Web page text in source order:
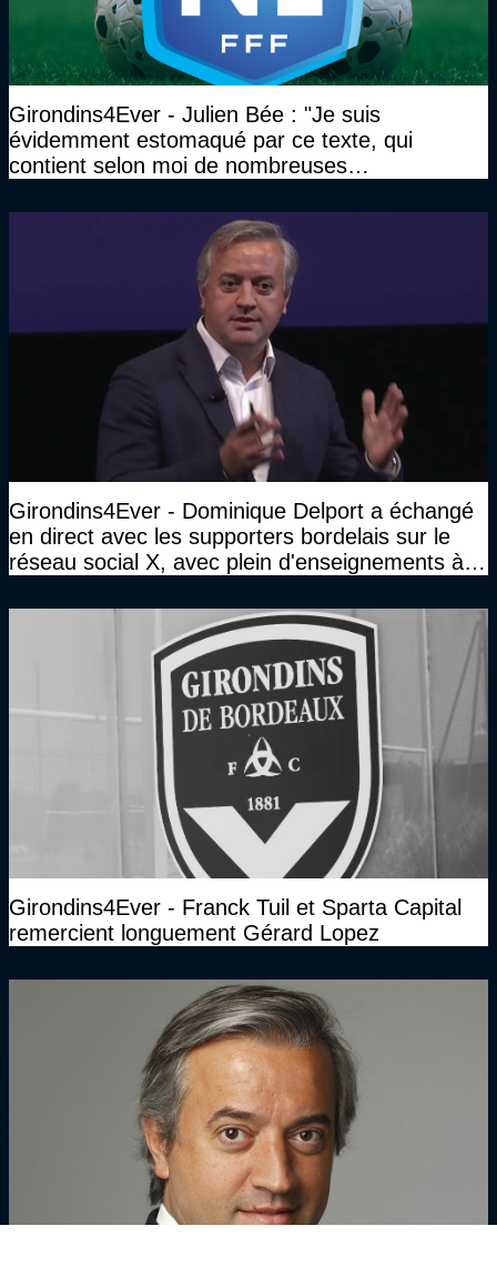
Girondins4Ever - Julien Bée : "Je suis
évidemment estomaqué par ce texte, qui
contient selon moi de nombreuses
plan juridique"
Girondins4Ever - Dominique Delport a échangé
en direct avec les supporters bordelais sur le
réseau social X, avec plein d'enseignements à la
Girondins4Ever - Franck Tuil et Sparta Capital
remercient longuement Gérard Lopez